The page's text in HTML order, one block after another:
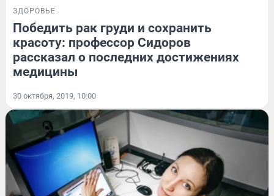
ЗДОРОВЬЕ
Победить рак груди и сохранить
красоту: профессор Сидоров
рассказал о последних достижениях
медицины
30 октября, 2019, 10:00